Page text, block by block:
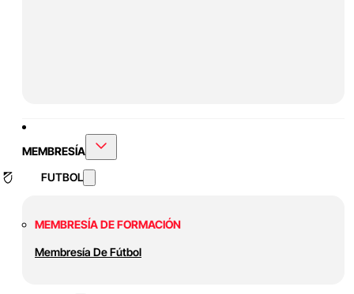
MEMBRESÍA
FUTBOL
MEMBRESÍA DE FORMACIÓN
Membresía De Fútbol